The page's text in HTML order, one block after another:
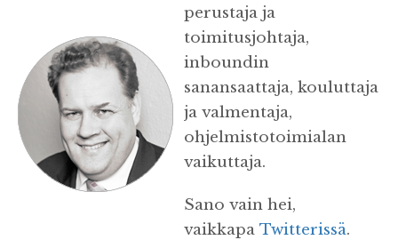
perustaja ja
toimitusjohtaja,
inboundin
sanansaattaja, kouluttaja
ja valmentaja,
ohjelmistotoimialan
vaikuttaja.
Sano vain hei,
vaikkapa Twitterissä.